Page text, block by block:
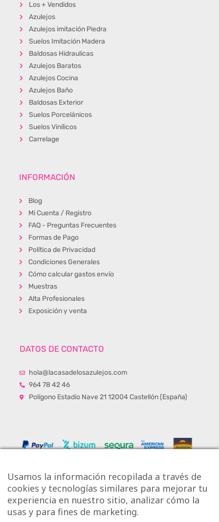
Los + Vendidos
Azulejos
Azulejos imitación Piedra
Suelos Imitación Madera
Baldosas Hidraulicas
Azulejos Baratos
Azulejos Cocina
Azulejos Baño
Baldosas Exterior
Suelos Porcelánicos
Suelos Vinílicos
Carrelage
INFORMACIÓN
Blog
Mi Cuenta / Registro
FAQ - Preguntas Frecuentes
Formas de Pago
Política de Privacidad
Condiciones Generales
Cómo calcular gastos envío
Muestras
Alta Profesionales
Exposición y venta
DATOS DE CONTACTO
hola@lacasadelosazulejos.com
964 78 42 46
Polígono Estadio Nave 21 12004 Castellón (España)
Usamos la información recopilada a través de
cookies y tecnologías similares para mejorar tu
experiencia en nuestro sitio, analizar cómo la
usas y para fines de marketing.